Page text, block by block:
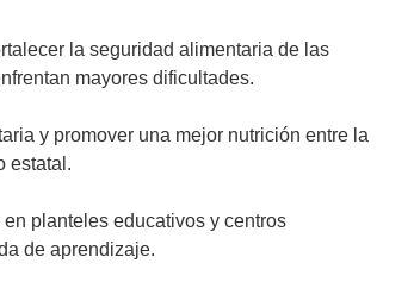
la seguridad alimentaria de las
mayores dificultades.
y promover una mejor nutrición entre la
estatal.
planteles educativos y centros
de aprendizaje.